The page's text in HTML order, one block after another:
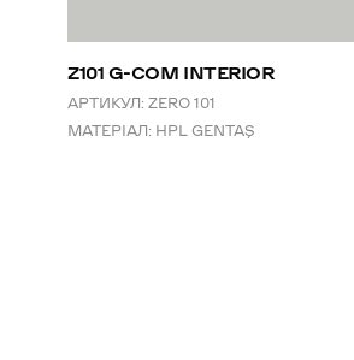
Z101 G-COM INTERIOR
АРТИКУЛ: ZERO 101
МАТЕРІАЛ: HPL GENTAŞ